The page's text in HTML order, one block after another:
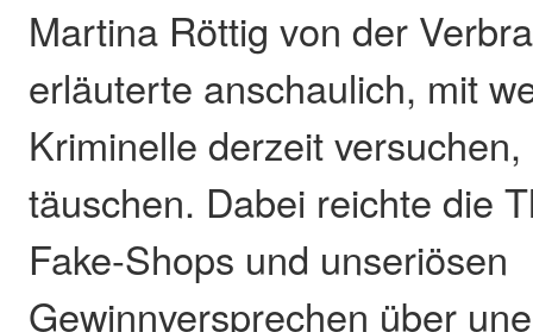
Martina Röttig von der
erläuterte anschaulich, mit
Kriminelle derzeit
täuschen. Dabei reichte die
Fake-Shops und unseriösen
Gewinnversprechen über